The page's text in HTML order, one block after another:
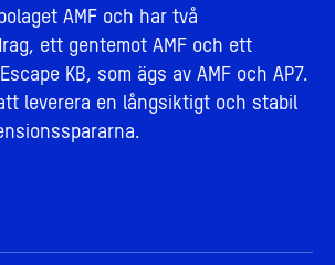
AMF och har två
ett gentemot AMF och ett
KB, som ägs av AMF och AP7.
leverera en långsiktigt och stabil